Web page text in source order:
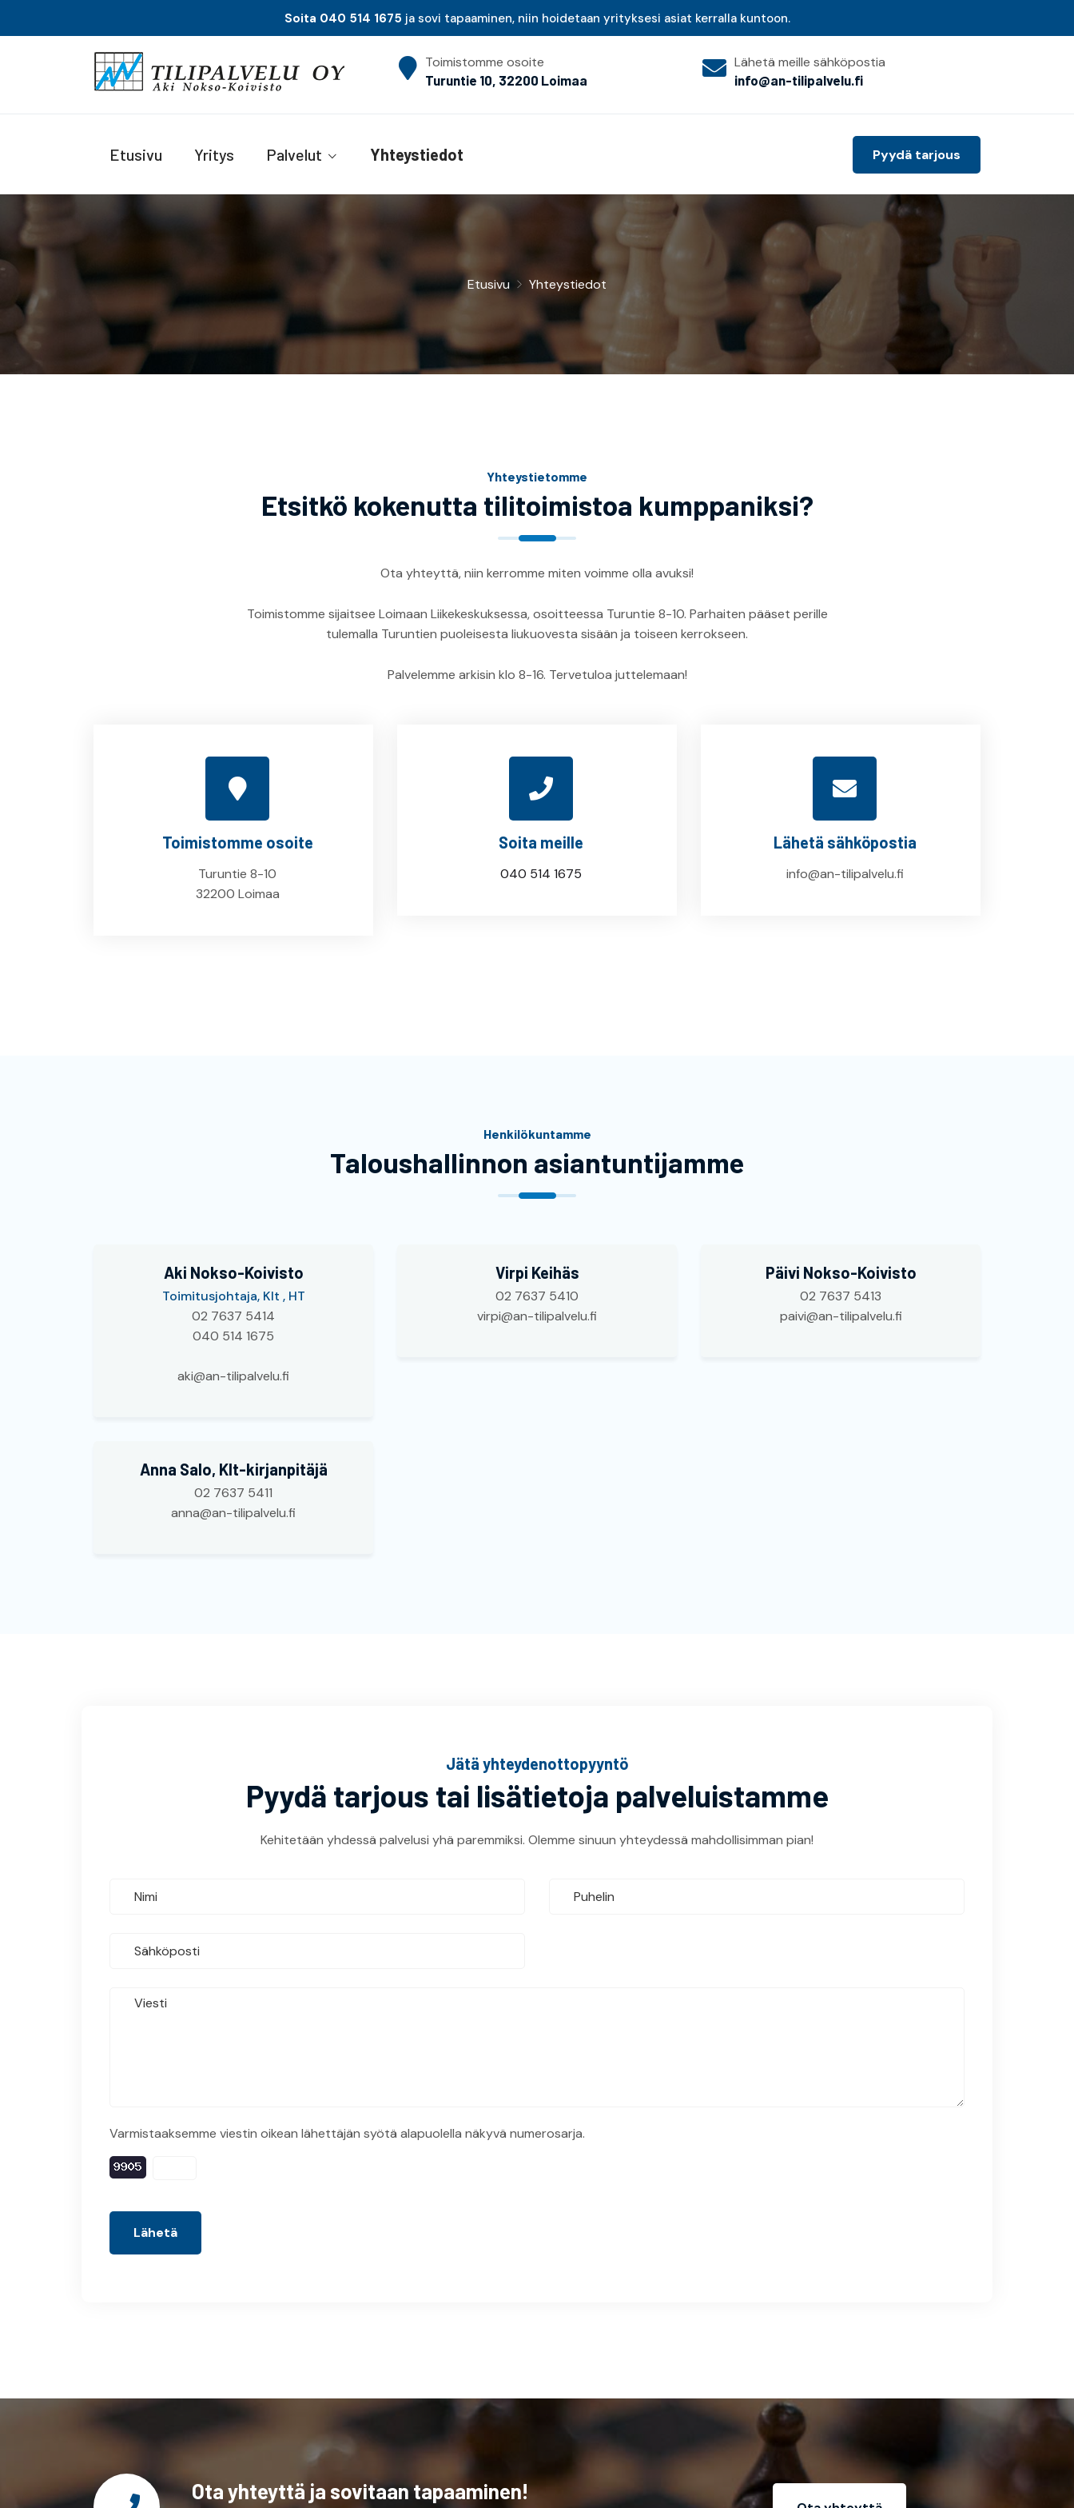
Soita 040 514 1675 ja sovi tapaaminen, niin hoidetaan yrityksesi asiat kerralla kuntoon.
Toimistomme osoite
Turuntie 10, 32200 Loimaa
Lähetä meille sähköpostia
info@an-tilipalvelu.fi
Etusivu Yritys Palvelut Yhteystiedot Pyydä tarjous
Etusivu Yhteystiedot
Yhteystietomme
Etsitkö kokenutta tilitoimistoa kumppaniksi?
Ota yhteyttä, niin kerromme miten voimme olla avuksi!
Toimistomme sijaitsee Loimaan Liikekeskuksessa, osoitteessa Turuntie 8-10. Parhaiten pääset perille
tulemalla Turuntien puoleisesta liukuovesta sisään ja toiseen kerrokseen.
Palvelemme arkisin klo 8-16. Tervetuloa juttelemaan!
Toimistomme osoite
Turuntie 8-10
32200 Loimaa
Soita meille
040 514 1675
Lähetä sähköpostia
info@an-tilipalvelu.fi
Henkilökuntamme
Taloushallinnon asiantuntijamme
Aki Nokso-Koivisto
Toimitusjohtaja, Klt , HT
02 7637 5414
040 514 1675
aki@an-tilipalvelu.fi
Virpi Keihäs
02 7637 5410
virpi@an-tilipalvelu.fi
Päivi Nokso-Koivisto
02 7637 5413
paivi@an-tilipalvelu.fi
Anna Salo, Klt-kirjanpitäjä
02 7637 5411
anna@an-tilipalvelu.fi
Jätä yhteydenottopyyntö
Pyydä tarjous tai lisätietoja palveluistamme
Kehitetään yhdessä palvelusi yhä paremmiksi. Olemme sinuun yhteydessä mahdollisimman pian!
Varmistaaksemme viestin oikean lähettäjän syötä alapuolella näkyvä numerosarja.
Lähetä
Ota yhteyttä ja sovitaan tapaaminen!